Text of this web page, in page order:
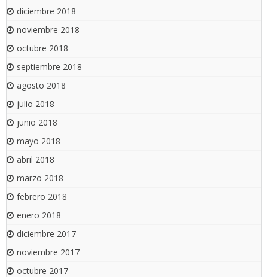
diciembre 2018
noviembre 2018
octubre 2018
septiembre 2018
agosto 2018
julio 2018
junio 2018
mayo 2018
abril 2018
marzo 2018
febrero 2018
enero 2018
diciembre 2017
noviembre 2017
octubre 2017